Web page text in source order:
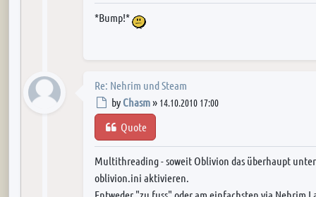
*Bump!*
Re: Nehrim und Steam
Post
by Chasm» 14.10.2010 17:00
Quote
Multithreading - soweit Oblivion das überhaupt
oblivion.ini aktivieren.